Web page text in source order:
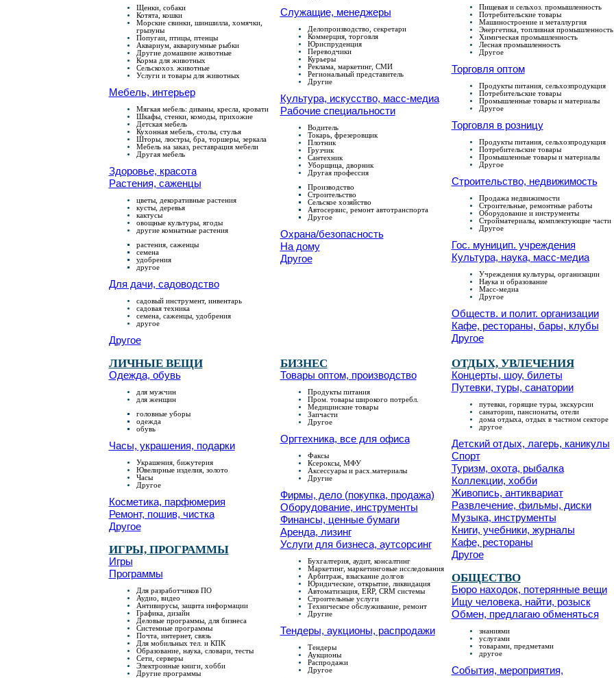
Щенки, собаки
Котята, кошки
Морские свинки, шиншилла, хомячки,
грызуны
Попугаи, птицы, птенцы
Аквариум, аквариумные рыбки
Другие домашние животные
Корма для животных
Сельскохоз. животные
Услуги и товары для животных
Мебель, интерьер
Мягкая мебель: диваны, кресла, кровати
Шкафы, стенки, комоды, прихожие
Детская мебель
Кухонная мебель, столы, стулья
Шторы, люстры, бра, торшеры, зеркала
Мебель на заказ, реставрация мебели
Другая мебель
Здоровье, красота
Растения, саженцы
цветы, декоративные растения
кусты, деревья
кактусы
овощные культуры, ягоды
другие комнатные растения
растения, саженцы
семена
удобрения
другое
Для дачи, садоводство
садовый инструмент, инвентарь
садовая техника
семена, саженцы, удобрения
другое
Другое
Служащие, менеджеры
Делопроизводство, секретари
Коммерция, торговля
Юриспруденция
Переводчики
Курьеры
Реклама, маркетинг, СМИ
Региональный представитель
Другие
Культура, искусство, масс-медиа
Рабочие специальности
Водитель
Токарь, фрезеровщик
Плотник
Грузчик
Сантехник
Уборщица, дворник
Другая профессия
Производство
Строительство
Сельское хозяйство
Автосервис, ремонт автотранспорта
Другое
Охрана/безопасность
На дому
Другое
Пищевая и сельхоз. промышленность
Потребительские товары
Машиностроение и металлургия
Энергетика, топливная промышленность
Химическая промышленность
Лесная промышленность
Другое
Торговля оптом
Продукты питания, сельхозпродукция
Потребительские товары
Промышленные товары и материалы
Другое
Торговля в розницу
Продукты питания, сельхозпродукция
Потребительские товары
Промышленные товары и материалы
Другое
Строительство, недвижимость
Продажа недвижимости
Строительные, ремонтные работы
Оборудование и инструменты
Стройматериалы, комплектующие части
Другое
Гос. муницип. учреждения
Культура, наука, масс-медиа
Учреждения культуры, организации
Наука и образование
Масс-медиа
Другое
Обществ. и полит. организации
Кафе, рестораны, бары, клубы
Другое
ЛИЧНЫЕ ВЕЩИ
Одежда, обувь
для мужчин
для женщин
головные уборы
одежда
обувь
Часы, украшения, подарки
Украшения, бижутерия
Ювелирные изделия, золото
Часы
Другое
Косметика, парфюмерия
Ремонт, пошив, чистка
Другое
ИГРЫ, ПРОГРАММЫ
Игры
Программы
Для разработчиков ПО
Аудио, видео
Антивирусы, защита информации
Графика, дизайн
Деловые программы, для бизнеса
Системные программы
Почта, интернет, связь
Для мобильных тел. и КПК
Образование, наука, словари, тесты
Сети, серверы
Электронные книги, хобби
Другие программы
БИЗНЕС
Товары оптом, производство
Продукты питания
Пром. товары широкого потребл.
Медицинские товары
Запчасти
Другое
Оргтехника, все для офиса
Факсы
Ксероксы, МФУ
Аксессуары и расх.материалы
Другие
Фирмы, дело (покупка, продажа)
Оборудование, инструменты
Финансы, ценные бумаги
Аренда, лизинг
Услуги для бизнеса, аутсорсинг
Бухгалтерия, аудит, консалтинг
Маркетинг, маркетинговые исследования
Арбитраж, взыскание долгов
Юридические, открытие, ликвидация
Автоматизация, ERP, CRM системы
Строительные услуги
Техническое обслуживание, ремонт
Другие
Тендеры, аукционы, распродажи
Тендеры
Аукционы
Распродажи
Другое
ОТДЫХ, УВЛЕЧЕНИЯ
Концерты, шоу, билеты
Путевки, туры, санатории
путевки, горящие туры, экскурсии
санатории, пансионаты, отели
дома отдыха, отдых в частном секторе
другое
Детский отдых, лагерь, каникулы
Спорт
Туризм, охота, рыбалка
Коллекции, хобби
Живопись, антиквариат
Развлечение, фильмы, диски
Музыка, инструменты
Книги, учебники, журналы
Кафе, рестораны
Другое
ОБЩЕСТВО
Бюро находок, потерянные вещи
Ищу человека, найти, розыск
Обмен, предлагаю обменяться
знаниями
услугами
товарами, предметами
другое
События, мероприятия,